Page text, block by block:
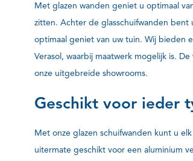
Met glazen wanden geniet u optimaal
zitten. Achter de glasschuifwanden
optimaal geniet van uw tuin. Wij bieden
Verasol, waarbij maatwerk mogelijk is.
onze uitgebreide showrooms.
Geschikt voor ieder
Met onze glazen schuifwanden kunt u
uitermate geschikt voor een aluminium